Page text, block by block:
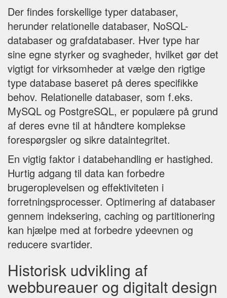
Der findes forskellige typer databaser,
herunder relationelle databaser, NoSQL-
databaser og grafdatabaser. Hver type har
sine egne styrker og svagheder, hvilket gør det
vigtigt for virksomheder at vælge den rigtige
type database baseret på deres specifikke
behov. Relationelle databaser, som f.eks.
MySQL og PostgreSQL, er populære på grund
af deres evne til at håndtere komplekse
forespørgsler og sikre dataintegritet.
En vigtig faktor i databehandling er hastighed.
Hurtig adgang til data kan forbedre
brugeroplevelsen og effektiviteten i
forretningsprocesser. Optimering af databaser
gennem indeksering, caching og partitionering
kan hjælpe med at forbedre ydeevnen og
reducere svartider.
Historisk udvikling af
webbureauer og digitalt design